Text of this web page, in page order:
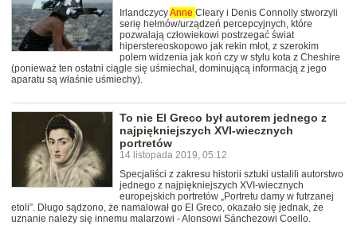
IrlandczycyAnne Cleary i Denis Connolly stworzyli
serię hełmów/urządzeń percepcyjnych, które
pozwalają człowiekowi postrzegać świat
hiperstereoskopowo jak rekin młot, z szerokim
polem widzenia jak koń czy w stylu kota z Cheshire
(ponieważ ten ostatni ciągle się uśmiechał, dominującą informacją z jego
aparatu są właśnie uśmiechy).
To nie El Greco był autorem jednego z
najpiękniejszych XVI-wiecznych
portretów
14 listopada 2019, 05:12
Specjaliści z zakresu historii sztuki ustalili autorstwo
jednego z najpiękniejszych XVI-wiecznych
europejskich portretów „Portretu damy w futrzanej
etoli”. Długo sądzono, że namalował go El Greco, okazało się jednak, że
uznanie należy się innemu malarzowi - Alonsowi Sánchezowi Coello.